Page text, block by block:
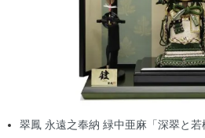
翠鳳 永遠之奉納 緑中亜麻「深翠と若